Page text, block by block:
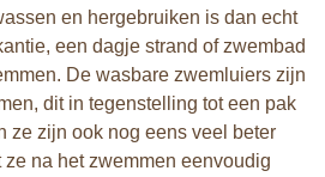
en hergebruiken is dan echt
een dagje strand of zwembad
De wasbare zwemluiers zijn
dit in tegenstelling tot een pak
ze zijn ook nog eens veel beter
na het zwemmen eenvoudig